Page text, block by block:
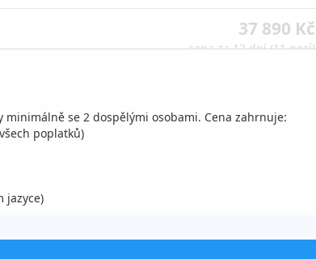
37 890 Kč
cena za 12 dní (11 nocí)
se 2 dospělými osobami. Cena zahrnuje:
poplatků)
jazyce)